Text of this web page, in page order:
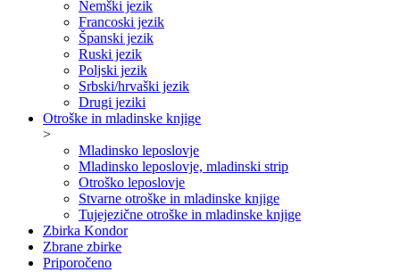
Nemški jezik
Francoski jezik
Španski jezik
Ruski jezik
Poljski jezik
Srbski/hrvaški jezik
Drugi jeziki
Otroške in mladinske knjige
>
Mladinsko leposlovje
Mladinsko leposlovje, mladinski strip
Otroško leposlovje
Stvarne otroške in mladinske knjige
Tujejezične otroške in mladinske knjige
Zbirka Kondor
Zbrane zbirke
Priporočeno